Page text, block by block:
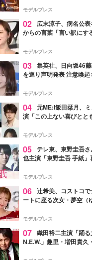
進んで夢を掴みたい」【
モデルプレス
02
広末涼子、病名公
からの言葉「言い訳にす
モデルプレス
03 集英社、日向坂46
を巡り声明発表 注意喚
モデルプレス
04 元ME:I飯田栞月、
演「この上ない喜びとと
ャスト発表
モデルプレス
05 テレ東、東野圭吾
也主演「東野圭吾 手紙
モデルプレス
06 辻希美、コストコ
ートに座る次女・夢空（
ぎ」「成長を感じる」の声
モデルプレス
07 織田裕二主演「踊
N.E.W.」趣里・増田貴久